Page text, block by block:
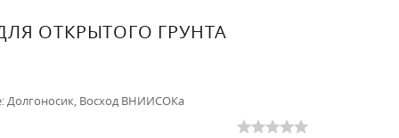
ОТКРЫТОГО ГРУНТА
Долгоносик, Восход ВНИИСОКа